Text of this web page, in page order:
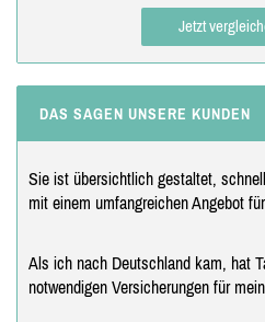
Jetzt
DAS SAGEN UNSERE KUNDEN
Sie ist übersichtlich gestaltet,
mit einem umfangreichen Angebot
Als ich nach Deutschland kam, hat
notwendigen Versicherungen für